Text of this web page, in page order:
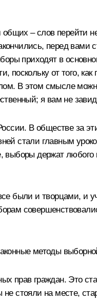
– слов перейти
перед вами
приходят в
поскольку от того,
В этом смысле
я вам не
В обществе за
стали главным
держат любого
были и творцами, и
методы
прав граждан. Это
стояли на месте,